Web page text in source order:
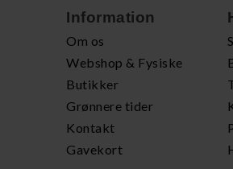
Information
Om os
Webshop & Fysiske
Butikker
Grønnere tider
Kontakt
Gavekort